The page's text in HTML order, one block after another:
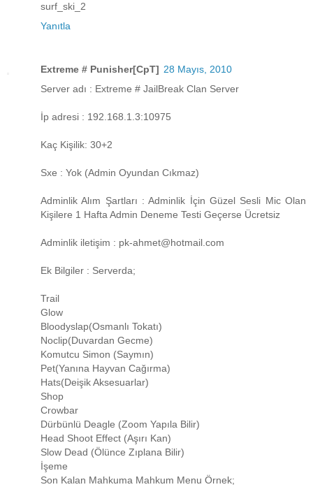
surf_ski_2
Yanıtla
Extreme # Punisher[CpT] 28 Mayıs, 2010
Server adı : Extreme # JailBreak Clan Server
İp adresi : 192.168.1.3:10975
Kaç Kişilik: 30+2
Sxe : Yok (Admin Oyundan Cıkmaz)
Adminlik Alım Şartları : Adminlik İçin Güzel Sesli Mic Olan
Kişilere 1 Hafta Admin Deneme Testi Geçerse Ücretsiz
Adminlik iletişim : pk-ahmet@hotmail.com
Ek Bilgiler : Serverda;
Trail
Glow
Bloodyslap(Osmanlı Tokatı)
Noclip(Duvardan Gecme)
Komutcu Simon (Saymın)
Pet(Yanına Hayvan Cağırma)
Hats(Deişik Aksesuarlar)
Shop
Crowbar
Dürbünlü Deagle (Zoom Yapıla Bilir)
Head Shoot Effect (Aşırı Kan)
Slow Dead (Ölünce Zıplana Bilir)
İşeme
Son Kalan Mahkuma Mahkum Menu Örnek;